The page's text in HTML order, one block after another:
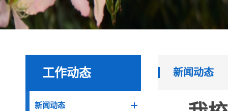
工作动态
新闻动态
新闻动态